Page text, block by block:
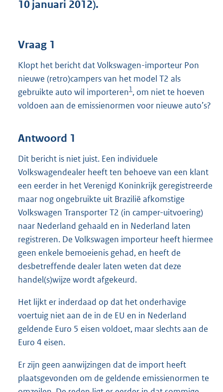
10 januari 2012).
Vraag 1
Klopt het bericht dat Volkswagen-importeur Pon
nieuwe (retro)campers van het model T2 als
gebruikte auto wil importeren1, om niet te hoeven
voldoen aan de emissienormen voor nieuwe auto’s?
Antwoord 1
Dit bericht is niet juist. Een individuele
Volkswagendealer heeft ten behoeve van een klant
een eerder in het Verenigd Koninkrijk geregistreerde
maar nog ongebruikte uit Brazilië afkomstige
Volkswagen Transporter T2 (in camper-uitvoering)
naar Nederland gehaald en in Nederland laten
registreren. De Volkswagen importeur heeft hiermee
geen enkele bemoeienis gehad, en heeft de
desbetreffende dealer laten weten dat deze
handel(s)wijze wordt afgekeurd.
Het lijkt er inderdaad op dat het onderhavige
voertuig niet aan de in de EU en in Nederland
geldende Euro 5 eisen voldoet, maar slechts aan de
Euro 4 eisen.
Er zijn geen aanwijzingen dat de import heeft
plaatsgevonden om de geldende emissienormen te